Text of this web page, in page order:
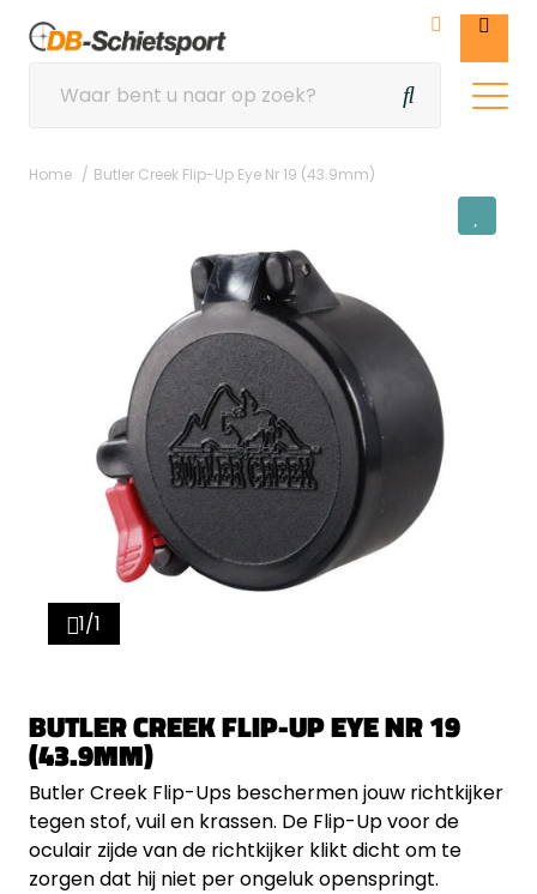
Home Butler Creek Flip-Up Eye Nr 19 (43.9mm)
1/1
BUTLER CREEK FLIP-UP EYE NR 19
(43.9MM)
Butler Creek Flip-Ups beschermen jouw richtkijker
tegen stof, vuil en krassen. De Flip-Up voor de
oculair zijde van de richtkijker klikt dicht om te
zorgen dat hij niet per ongeluk openspringt.